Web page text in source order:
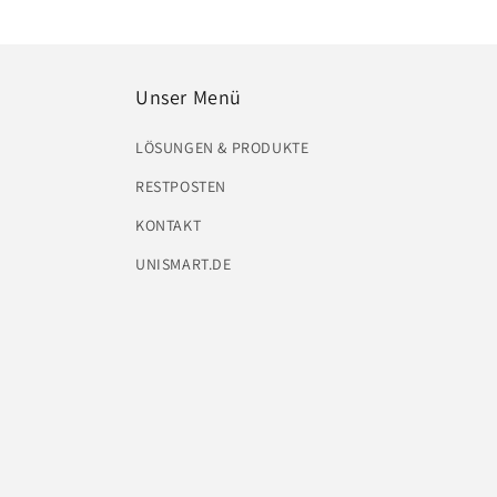
Unser Menü
LÖSUNGEN & PRODUKTE
RESTPOSTEN
KONTAKT
UNISMART.DE